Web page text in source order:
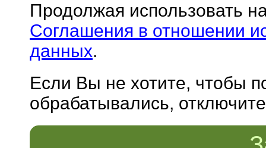
Продолжая использовать
Соглашения в отношении
данных.
Если Вы не хотите, чтобы
обрабатывались,